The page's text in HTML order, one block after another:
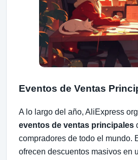
Eventos de Ventas
A lo largo del año, AliExpress
eventos de ventas principales
compradores de todo el mundo.
ofrecen descuentos masivos en